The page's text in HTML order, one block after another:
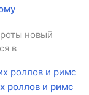
новый
в
роллов и римс